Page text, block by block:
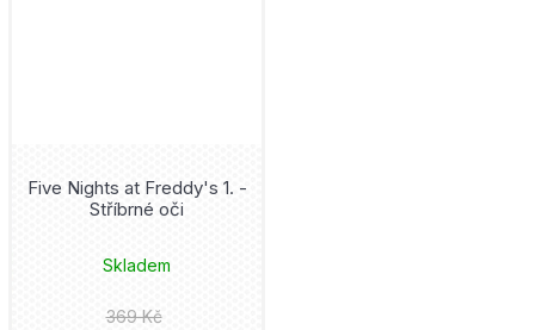
Five Nights at Freddy's 1. -
Stříbrné oči
Skladem
369 Kč